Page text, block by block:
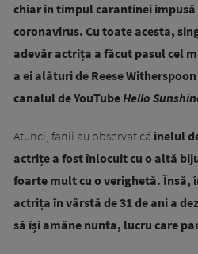
chiar în timpul carantinei impusă
coronavirus. Cu toate acesta,
adevăr actrița a făcut pasul cel
a ei alături de Reese
canalul de YouTubeHello
Atunci, fanii au observat că inelul
actrițe a fost înlocuit cu o altă
foarte mult cu o verighetă. Însă,
actrița în vârstă de 31 de ani a
să își amâne nunta, lucru care